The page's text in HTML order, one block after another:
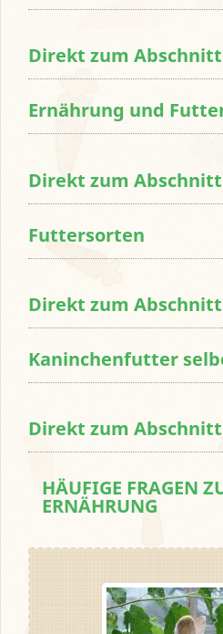
Direkt zum
Ernährung und
Direkt zum
Futtersorten
Direkt zum
Kaninchenfutter
Direkt zum
HÄUFIGE FRAGEN
ERNÄHRUNG